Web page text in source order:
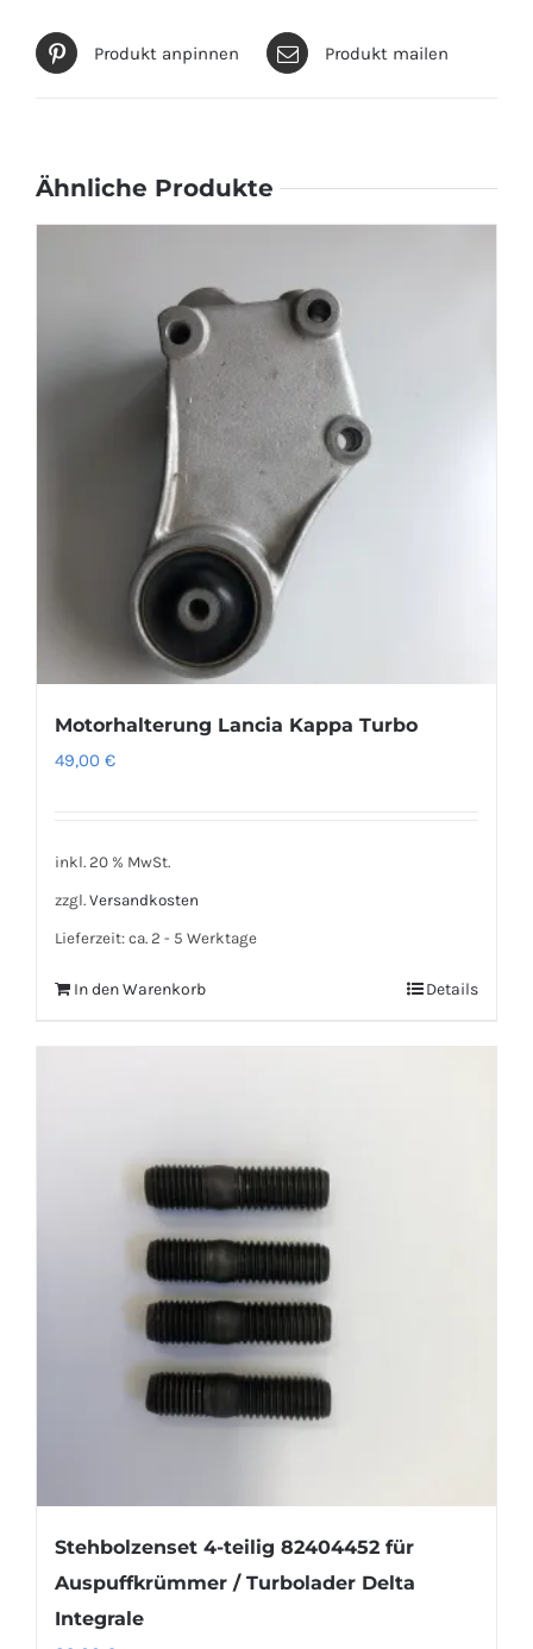
Produkt anpinnen Produkt mailen
Ähnliche Produkte
Motorhalterung Lancia Kappa Turbo
49,00 €
inkl. 20 % MwSt.
zzgl. Versandkosten
Lieferzeit: ca. 2 - 5 Werktage
In den Warenkorb Details
Stehbolzenset 4-teilig 82404452 für
Auspuffkrümmer / Turbolader Delta
Integrale